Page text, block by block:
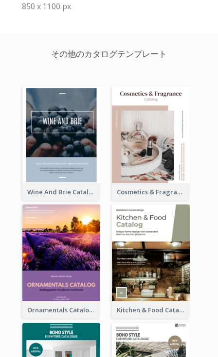
850 x 1100 px
その他のカタログテンプレート
Wine And Brie Catalog Cosmetics & Fragrance Catalog
Ornamentals Catalog Kitchen & Food Catalog